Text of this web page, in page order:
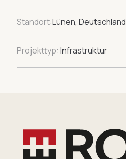
Standort:Lünen, Deutschland
Projekttyp: Infrastruktur